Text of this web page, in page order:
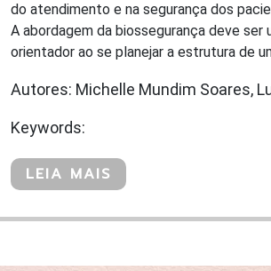
do atendimento e na segurança dos
A abordagem da biossegurança deve ser
orientador ao se planejar a estrutura de
Autores: Michelle Mundim Soares,
Keywords:
LEIA MAIS